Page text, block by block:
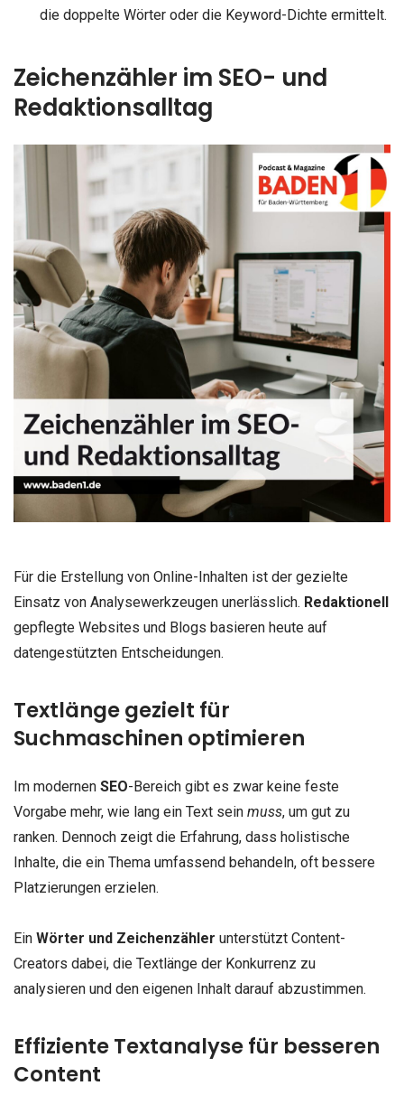
die doppelte Wörter oder die Keyword-Dichte ermittelt.
Zeichenzähler im SEO- und
Redaktionsalltag
Für die Erstellung von Online-Inhalten ist der gezielte
Einsatz von Analysewerkzeugen unerlässlich. Redaktionell
gepflegte Websites und Blogs basieren heute auf
datengestützten Entscheidungen.
Textlänge gezielt für
Suchmaschinen optimieren
Im modernen SEO-Bereich gibt es zwar keine feste
Vorgabe mehr, wie lang ein Text sein muss, um gut zu
ranken. Dennoch zeigt die Erfahrung, dass holistische
Inhalte, die ein Thema umfassend behandeln, oft bessere
Platzierungen erzielen.
Ein Wörter und Zeichenzähler unterstützt Content-
Creators dabei, die Textlänge der Konkurrenz zu
analysieren und den eigenen Inhalt darauf abzustimmen.
Effiziente Textanalyse für besseren
Content